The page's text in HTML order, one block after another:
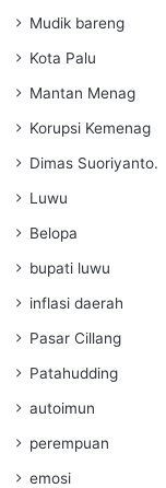
Mudik bareng
Kota Palu
Mantan Menag
Korupsi Kemenag
Dimas Suoriyanto.
Luwu
Belopa
bupati luwu
inflasi daerah
Pasar Cillang
Patahudding
autoimun
perempuan
emosi